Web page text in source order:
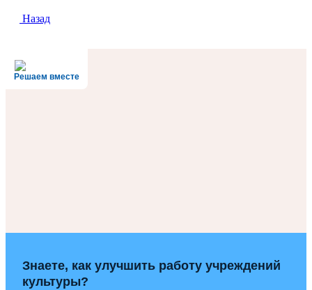
Назад
Решаем вместе
Знаете, как улучшить работу учреждений
культуры?